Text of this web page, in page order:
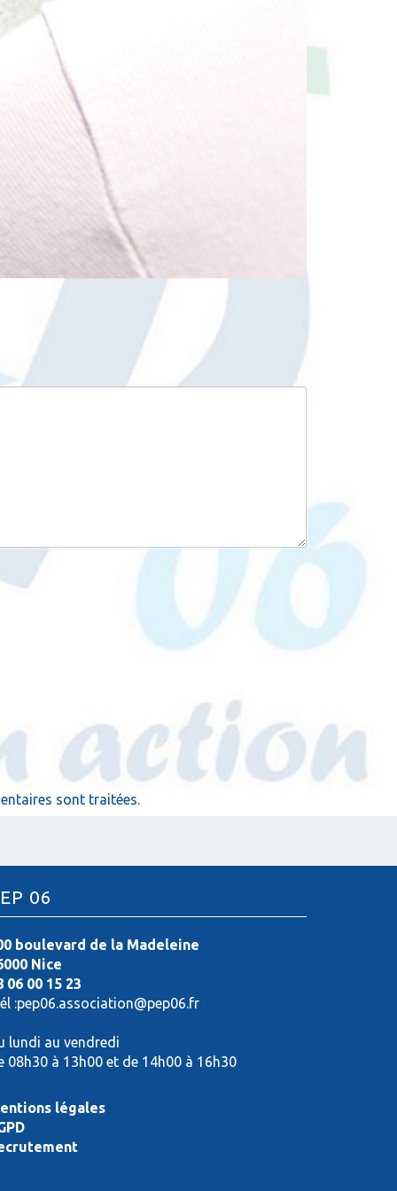
sont traitées.
06
boulevard de la Madeleine
Nice
06 00 15 23
:pep06.association@pep06.fr
lundi au vendredi
08h30 à 13h00 et de 14h00 à 16h30
légales